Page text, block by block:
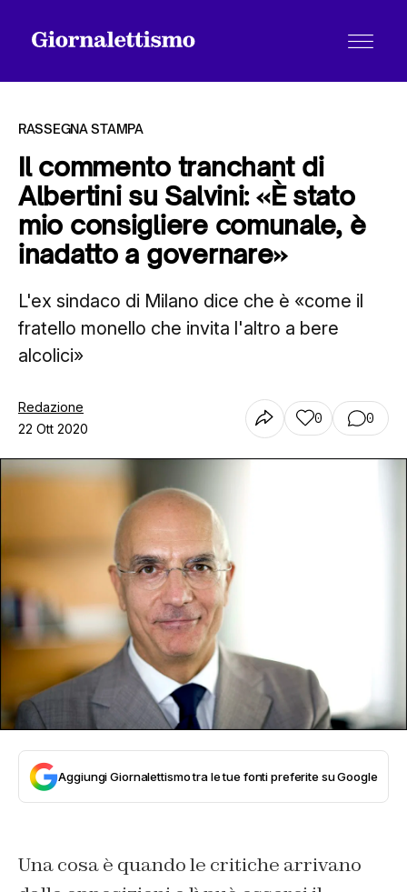
Tutti gli articoli
Contatti
RASSEGNA STAMPA
Il commento tranchant di
Albertini su Salvini: «È stato
mio consigliere comunale, è
inadatto a governare»
L'ex sindaco di Milano dice che è «come il
fratello monello che invita l'altro a bere
alcolici»
Redazione
22 Ott 2020
0 0
Aggiungi Giornalettismo tra le tue fonti preferite su Google
Una cosa è quando le critiche arrivano